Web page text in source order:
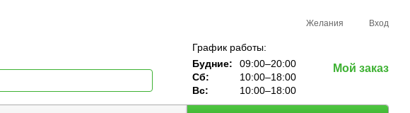
Желания Вход
График работы:
Будние:
09:00–20:00
Сб:
10:00–18:00
Вс:
10:00–18:00
Мой заказ